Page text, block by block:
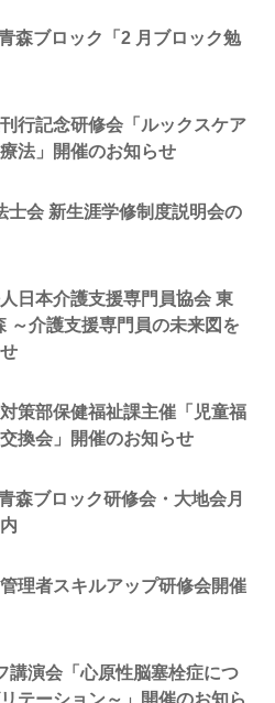
森ブロック「2 月ブロック勉
行記念研修会「ルックスケア
法」開催のお知らせ
士会 新生涯学修制度説明会の
日本介護支援専門員協会 東
～介護支援専門員の未来図を
策部保健福祉課主催「児童福
換会」開催のお知らせ
森ブロック研修会・大地会月
理者スキルアップ研修会開催
講演会「心原性脳塞栓症につ
テーション～」開催のお知ら